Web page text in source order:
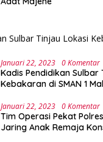
Januari 22, 2023 0 Komentar
Kadis Pendidikan Sulbar
Kebakaran di SMAN 1
Januari 22, 2023 0 Komentar
Tim Operasi Pekat
Jaring Anak Remaja